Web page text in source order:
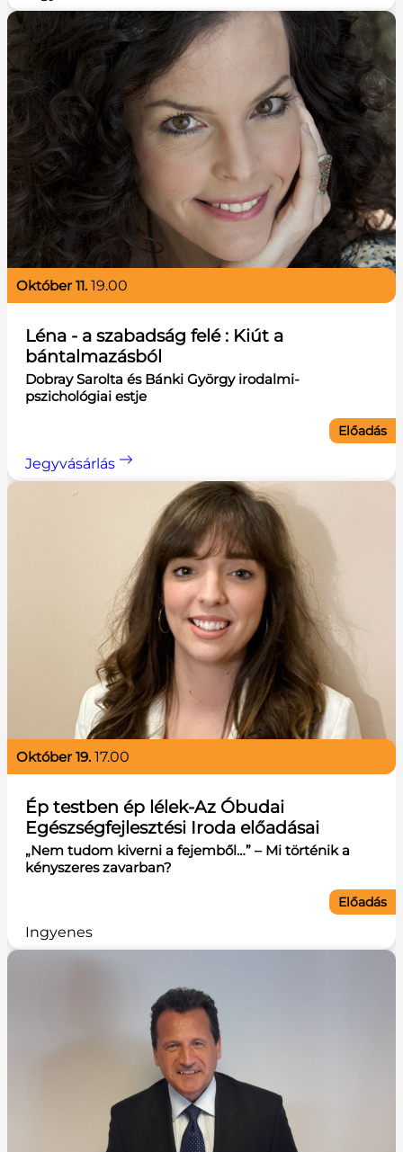
Léna - a szabadság felé : Kiút a
bántalmazásból
Dobray Sarolta és Bánki György irodalmi-
pszichológiai estje
október 11. 19.00
Jegyvásárlás
Előadás
Ép testben ép lélek-Az Óbudai
Egészségfejlesztési Iroda előadásai
„Nem tudom kiverni a fejemből…” – Mi történik a
kényszeres zavarban?
október 19. 17.00
Ingyenes
Előadás